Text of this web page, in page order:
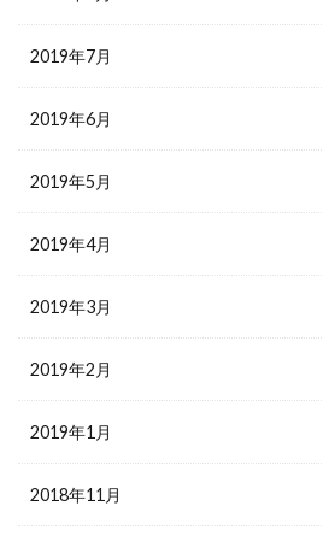
2019年7月
2019年6月
2019年5月
2019年4月
2019年3月
2019年2月
2019年1月
2018年11月